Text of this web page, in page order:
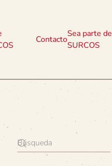
Contacto
Sea parte de
SURCOS